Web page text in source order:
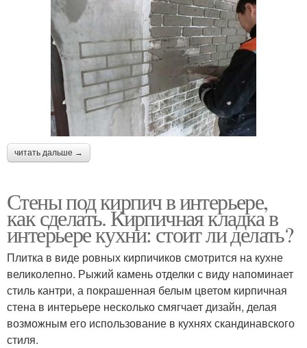
читать дальше →
Стены под кирпич в интерьере,
как сделать. Кирпичная кладка в
интерьере кухни: стоит ли делать?
Плитка в виде ровных кирпичиков смотрится на кухне
великолепно. Рыжий камень отделки с виду напоминает
стиль кантри, а покрашенная белым цветом кирпичная
стена в интерьере несколько смягчает дизайн, делая
возможным его использование в кухнях скандинавского
стиля.